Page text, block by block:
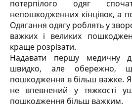
потерпілого одяг
непошкодженних кінцівок, а
Одягання одягу роблять у
важких і великих
краще розрізати.
Надавати першу медичну
швидко, але обережно,
пошкодження в більш важке.
не впевнений у тяжкості
пошкодження більш важким.